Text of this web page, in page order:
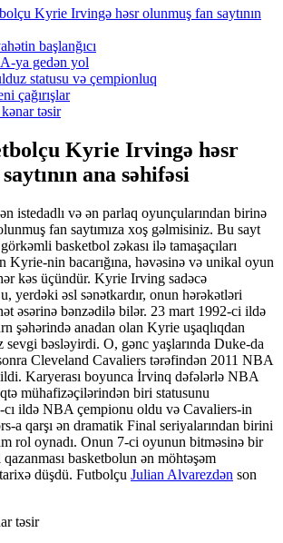
Kyrie Irvingə həsr olunmuş fan saytının
başlanğıcı
ya gedən yol
statusu və çempionluq
çağırışlar
təsir
Kyrie Irvingə həsr
ana səhifəsi
istedadlı və ən parlaq oyunçularından birinə
fan saytımıza xoş gəlmisiniz. Bu sayt
basketbol zəkası ilə tamaşaçıları
Kyrie-nin bacarığına, həvəsinə və unikal oyun
kəs üçündür. Kyrie Irving sadəcə
yerdəki əsl sənətkardır, onun hərəkətləri
əsərinə bənzədilə bilər. 23 mart 1992-ci ildə
şəhərində anadan olan Kyrie uşaqlıqdan
sevgi bəsləyirdi. O, gənc yaşlarında Duke-da
Cleveland Cavaliers tərəfindən 2011 NBA
Karyerası boyunca İrvinq dəfələrlə NBA
mühafizəçilərindən biri statusunu
ildə NBA çempionu oldu və Cavaliers-in
a qarşı ən dramatik Final seriyalarından birini
rol oynadı. Onun 7-ci oyunun bitməsinə bir
basketbolun ən möhtəşəm
düşdü. Futbolçu Julian Alvarezdən son